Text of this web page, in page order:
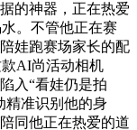
的神器，正在热爱
。不管他正在赛
娃跑赛场家长的配
AI尚活动相机
入“看娃仍是拍
准识别他的身
同他正在热爱的道